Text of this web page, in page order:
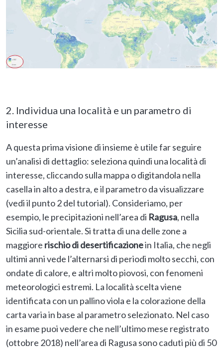
2. Individua una località e un parametro di
interesse
A questa prima visione di insieme è utile far seguire
un’analisi di dettaglio: seleziona quindi una località di
interesse, cliccando sulla mappa o digitandola nella
casella in alto a destra, e il parametro da visualizzare
(vedi il punto 2 del tutorial). Consideriamo, per
esempio, le precipitazioni nell’area di Ragusa, nella
Sicilia sud-orientale. Si tratta di una delle zone a
maggiore rischio di desertificazionein Italia, che negli
ultimi anni vede l’alternarsi di periodi molto secchi, con
ondate di calore, e altri molto piovosi, con fenomeni
meteorologici estremi. La località scelta viene
identificata con un pallino viola e la colorazione della
carta varia in base al parametro selezionato. Nel caso
in esame puoi vedere che nell’ultimo mese registrato
(ottobre 2018) nell’area di Ragusa sono caduti più di 50